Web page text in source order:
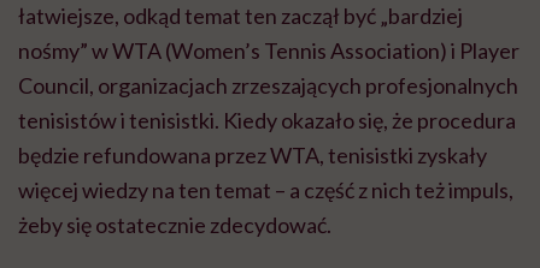
łatwiejsze, odkąd temat ten zaczął być „bardziej
nośmy” w WTA (Women’s Tennis Association) i Player
Council, organizacjach zrzeszających profesjonalnych
tenisistów i tenisistki. Kiedy okazało się, że procedura
będzie refundowana przez WTA, tenisistki zyskały
więcej wiedzy na ten temat – a część z nich też impuls,
żeby się ostatecznie zdecydować.